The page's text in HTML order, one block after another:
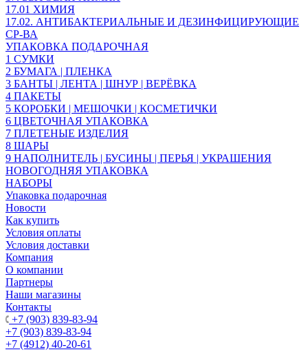
17.01 ХИМИЯ
17.02. АНТИБАКТЕРИАЛЬНЫЕ И ДЕЗИНФИЦИРУЮЩИЕ
СР-ВА
УПАКОВКА ПОДАРОЧНАЯ
1 СУМКИ
2 БУМАГА | ПЛЕНКА
3 БАНТЫ | ЛЕНТА | ШНУР | ВЕРЁВКА
4 ПАКЕТЫ
5 КОРОБКИ | МЕШОЧКИ | КОСМЕТИЧКИ
6 ЦВЕТОЧНАЯ УПАКОВКА
7 ПЛЕТЕНЫЕ ИЗДЕЛИЯ
8 ШАРЫ
9 НАПОЛНИТЕЛЬ | БУСИНЫ | ПЕРЬЯ | УКРАШЕНИЯ
НОВОГОДНЯЯ УПАКОВКА
НАБОРЫ
Упаковка подарочная
Новости
Как купить
Условия оплаты
Условия доставки
Компания
О компании
Партнеры
Наши магазины
Контакты
+7 (903) 839-83-94
+7 (903) 839-83-94
+7 (4912) 40-20-61